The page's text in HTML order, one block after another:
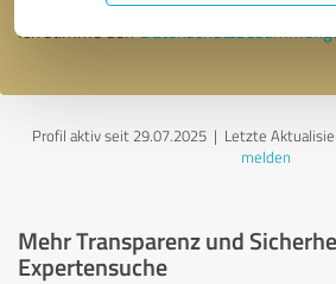
Ich stimme den
Profil aktiv seit 29.07.2025 | Letzte
melden
Mehr Transparenz und
Expertensuche